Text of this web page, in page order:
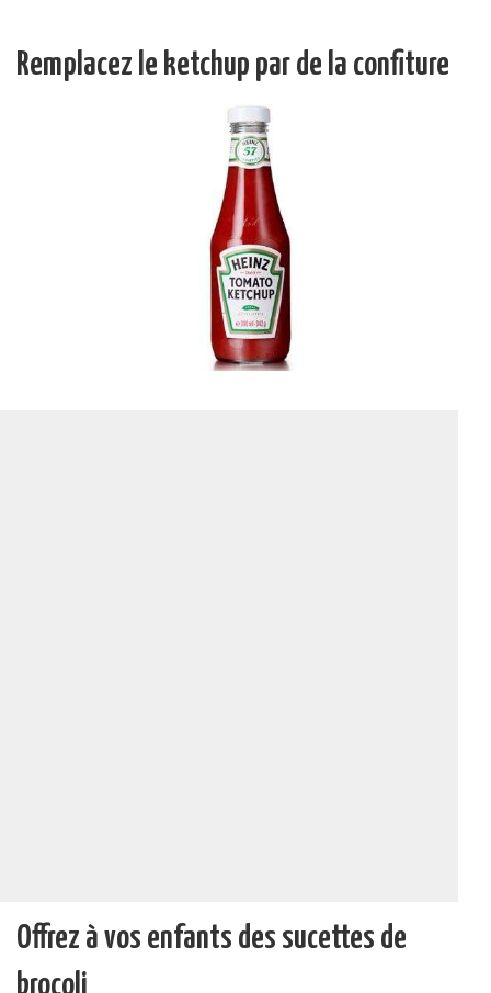
Remplacez le ketchup par de la confiture
Offrez à vos enfants des sucettes de
brocoli